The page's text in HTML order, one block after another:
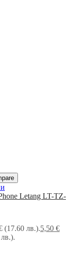
Letang LT-TZ-
(17.60 лв.).5,50 €